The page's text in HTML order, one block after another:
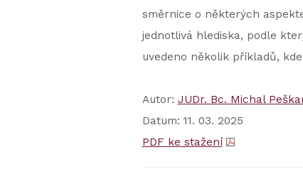
směrnice o některých
jednotlivá hlediska, podle
uvedeno několik příkladů,
Autor: JUDr. Bc. Michal
Datum: 11. 03. 2025
PDF ke stažení